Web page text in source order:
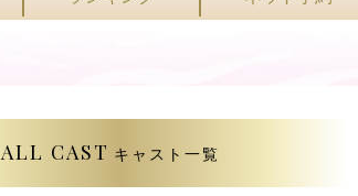
ALL CAST キャスト一覧